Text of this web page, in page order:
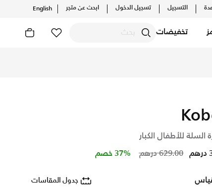
التسجيل تسجيل الدخول ابحث عن متجر English
تخفيضات
السلة للأطفال الكبار
Price reduced from
629.00 درهم to 37% خصم
جدول المقاسات